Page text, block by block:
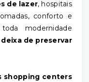
de lazer, hospitais
conforto e
modernidade
deixa de preservar
shopping centers